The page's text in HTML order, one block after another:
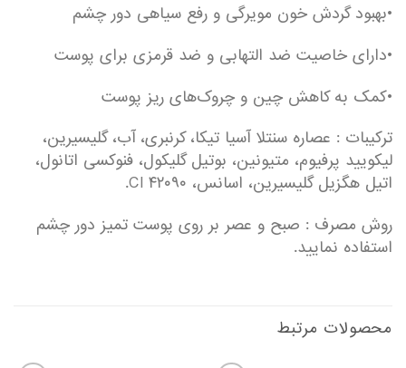
•بهبود گردش خون مویرگی و رفع سیاهی دور چشم
•دارای خاصیت ضد التهابی و ضد قرمزی برای پوست
•کمک به کاهش چین و چروک‌های ریز پوست
ترکیبات : عصاره سنتلا آسیا تیکا، کرنبری، آب، گلیسیرین،
لیکویید پرفیوم، متیونین، بوتیل گلیکول، فنوکسی اتانول،
اتیل هگزیل گلیسیرین، اسانس، CI ۴۲۰۹۰.
روش مصرف : صبح و عصر بر روی پوست تمیز دور چشم
استفاده نمایید.
محصولات مرتبط